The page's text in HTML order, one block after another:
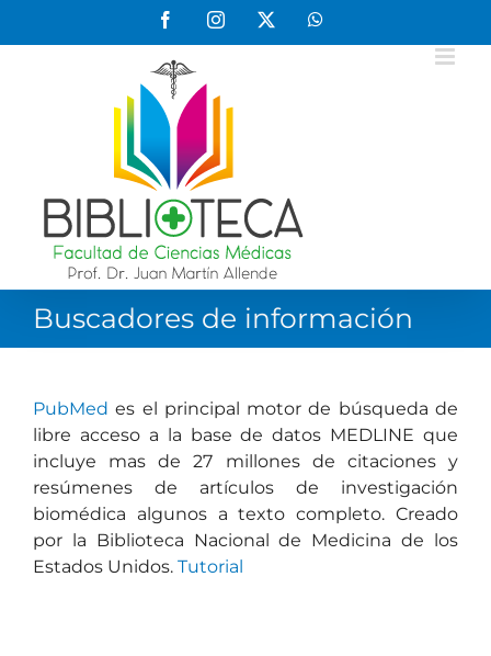
FacebookInstagram WhatsApp
Buscadores de información
PubMed es el principal motor de búsqueda de
libre acceso a la base de datos MEDLINE que
incluye mas de 27 millones de citaciones y
resúmenes de artículos de investigación
biomédica algunos a texto completo. Creado
por la Biblioteca Nacional de Medicina de los
Estados Unidos. Tutorial